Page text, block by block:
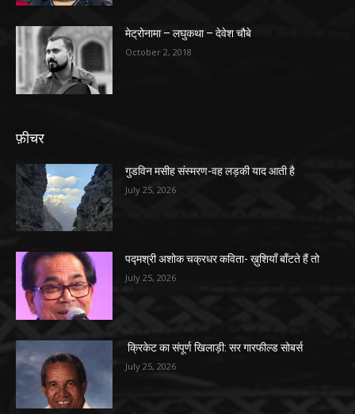
मेट्रोनामा – लघुकथा – देवेश चौबे
October 2, 2018
फ़ीचर
गुडविन मसीह संस्मरण-वह लड़की याद आती है
July 25, 2026
पद्मश्री अशोक चक्रधर कविता- ख़ुशियाँ बाँटते हैं तो
July 25, 2026
क्रिकेट का संपूर्ण खिलाड़ी: सर गारफील्ड सोबर्स
July 25, 2026